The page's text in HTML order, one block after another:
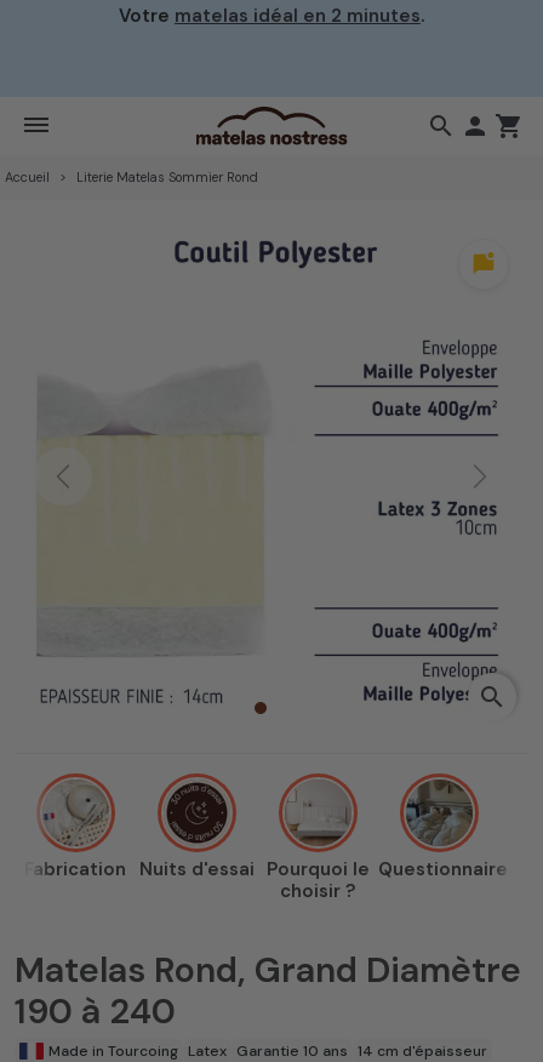
Votre matelas idéal en 2 minutes.
search  shopping_cart
Accueil Literie Matelas Sommier Rond
mark_chat_unread
Previous Next
search
Fabrication Nuits d'essai Pourquoi le
choisir ?
Questionnaire
Matelas Rond, Grand Diamètre
190 à 240
Made in Tourcoing Latex Garantie 10 ans 14 cm d'épaisseur